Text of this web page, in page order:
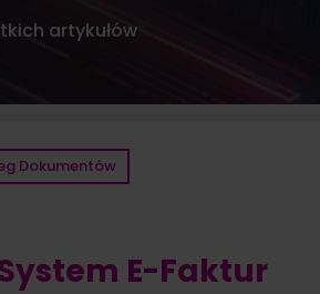
artykułów
Dokumentów
E-Faktur